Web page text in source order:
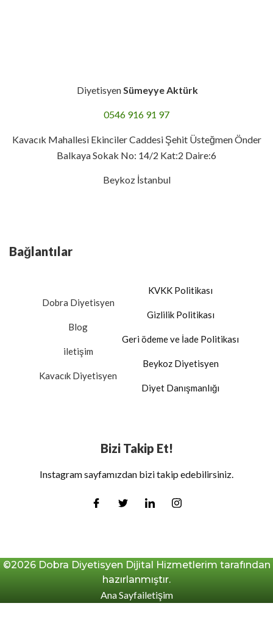
DiyetisyenSümeyye Aktürk
0546 916 91 97
Kavacık Mahallesi Ekinciler Caddesi Şehit Üsteğmen Önder
Balkaya Sokak No: 14/2 Kat:2 Daire:6
Beykoz İstanbul
Bağlantılar
Dobra Diyetisyen
Blog
iletişim
Kavacık Diyetisyen
KVKK Politikası​
Gizlilik Politikası
Geri ödeme ve İade Politikası
Beykoz Diyetisyen
Diyet Danışmanlığı
Bizi Takip Et!
Instagram sayfamızdan bizi takip edebilirsiniz.
©2026 Dobra Diyetisyen Dijital Hizmetlerim tarafından
hazırlanmıştır.
Ana Sayfailetişim